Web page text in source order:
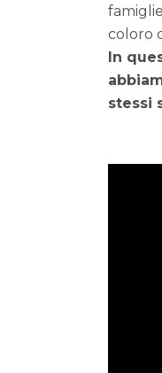
coloro
In
stessi